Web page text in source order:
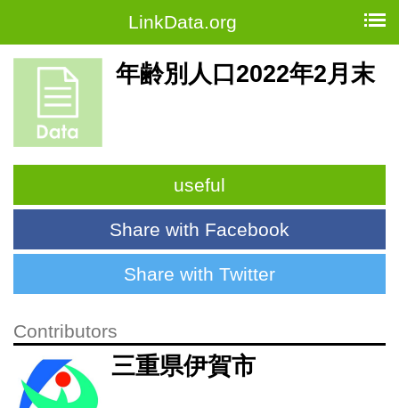
LinkData.org
年齢別人口2022年2月末
useful
Share with Facebook
Share with Twitter
Contributors
三重県伊賀市